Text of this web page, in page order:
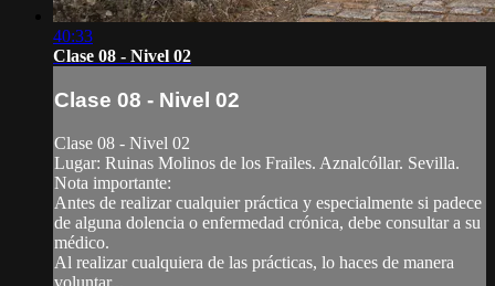
40:33
Clase 08 - Nivel 02
Clase 08 - Nivel 02
Clase 08 - Nivel 02
Lugar: Ruinas Molinos de los Frailes. Aznalcóllar. Sevilla.
Nota importante:
Antes de realizar cualquier práctica y especialmente si padece
de alguna dolencia o enfermedad crónica, debe consultar a su
médico.
Al realizar cualquiera de las prácticas, lo haces de manera
voluntar...